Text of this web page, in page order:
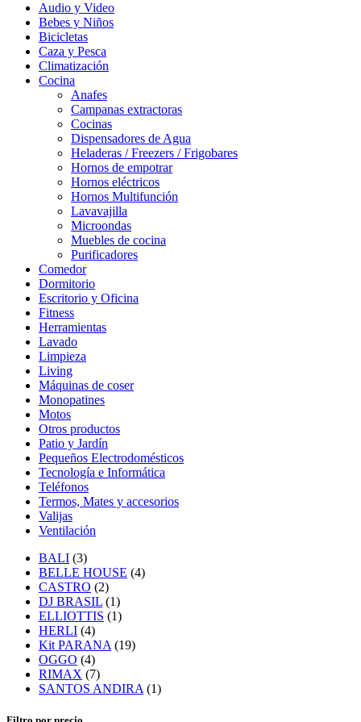
Audio y Video
Bebes y Niños
Bicicletas
Caza y Pesca
Climatización
Cocina
Anafes
Campanas extractoras
Cocinas
Dispensadores de Agua
Heladeras / Freezers / Frigobares
Hornos de empotrar
Hornos eléctricos
Hornos Multifunción
Lavavajilla
Microondas
Muebles de cocina
Purificadores
Comedor
Dormitorio
Escritorio y Oficina
Fitness
Herramientas
Lavado
Limpieza
Living
Máquinas de coser
Monopatines
Motos
Otros productos
Patio y Jardín
Pequeños Electrodomésticos
Tecnología e Informática
Teléfonos
Termos, Mates y accesorios
Valijas
Ventilación
BALI (3)
BELLE HOUSE (4)
CASTRO (2)
DJ BRASIL (1)
ELLIOTTIS (1)
HERLI (4)
Kit PARANA (19)
OGGO (4)
RIMAX (7)
SANTOS ANDIRA (1)